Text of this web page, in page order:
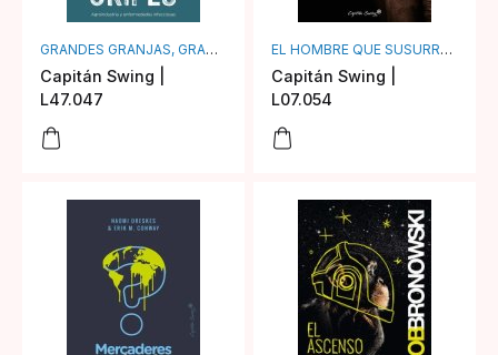
GRANDES GRANJAS, GRANDES GRIPES
Capitán Swing |
L47.047
EL HOMBRE QUE SUSURRABA A LOS ELEFANTES
Capitán Swing |
L07.054